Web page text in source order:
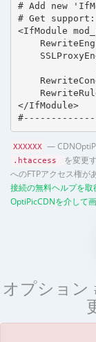
# Add new
# Get
<IfModule
</IfModule>
XXXXXX —
.htaccess
を変更
へのFTPアクセス権が
接続の無料ヘルプを取
OptiPicCDNを介して
オプション